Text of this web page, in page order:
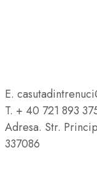
E.
T. + 40 721 893
Adresa. Str.
337086